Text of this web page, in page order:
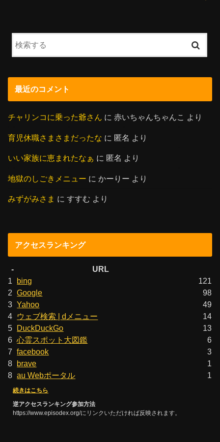
最近のコメント
チャリンコに乗った爺さん に赤いちゃんちゃんこ より
育児休職さまさまだったな に 匿名 より
いい家族に恵まれたなぁ に 匿名 より
地獄のしごきメニュー にかーりー より
みずがみさま にすすむ より
アクセスランキング
-
URL
1
bing
121
2 Google
98
3 Yahoo
49
4
ウェブ検索 | dメニュー
14
5 DuckDuckGo
13
6 心霊スポット大図鑑
6
7 facebook
3
8 brave
1
8 au Webポータル 1
続きはこちら
逆アクセスランキング参加方法
https://www.episodex.org/にリンクいただければ反映されます。